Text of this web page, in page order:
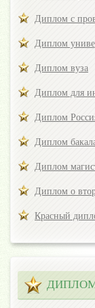
Диплом с
Диплом
Диплом вуза
Диплом для
Диплом
Диплом
Диплом
Диплом о
Красный